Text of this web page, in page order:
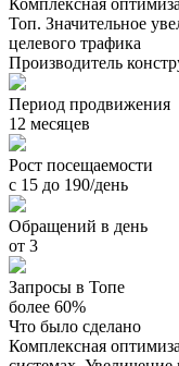
Топ. Значительное
целевого трафика
Производитель
Период продвижения
12 месяцев
Рост посещаемости
с 15 до 190/день
Обращений в день
от 3
Запросы в Топе
более 60%
Что было сделано
Комплексная